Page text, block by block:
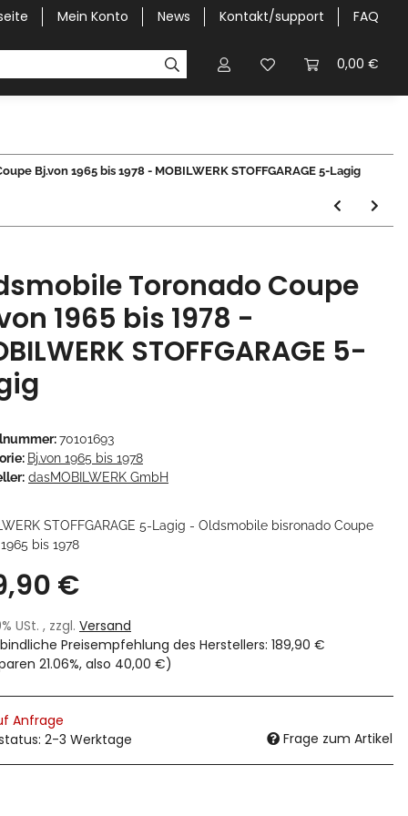
Mein Konto News Kontakt/support FAQ
0,00 €
Halbgaragen / Kapuzen nach
Bj.von 1965 bis 1978 - MOBILWERK STOFFGARAGE 5-Lagig
Toronado Coupe
1965 bis 1978 -
STOFFGARAGE 5-
70101693
Bj.von 1965 bis 1978
dasMOBILWERK GmbH
STOFFGARAGE 5-Lagig - Oldsmobile bisronado Coupe
bis 1978
€
USt. , zzgl. Versand
Preisempfehlung des Herstellers: 189,90 €
21.06%, also 40,00 €)
Anfrage
2-3 Werktage
Frage zum Artikel